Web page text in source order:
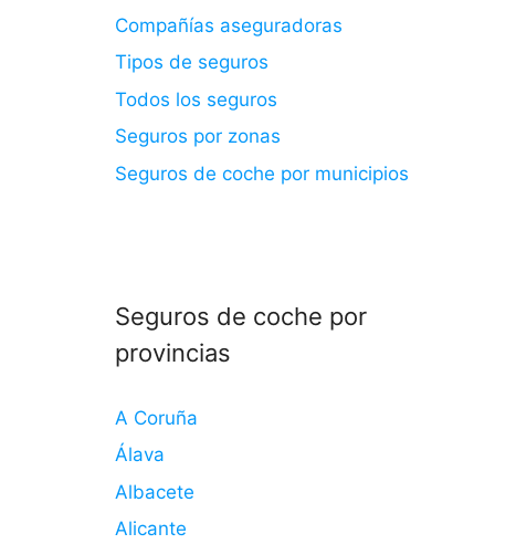
Compañías aseguradoras
Tipos de seguros
Todos los seguros
Seguros por zonas
Seguros de coche por municipios
Seguros de coche por
provincias
A Coruña
Álava
Albacete
Alicante